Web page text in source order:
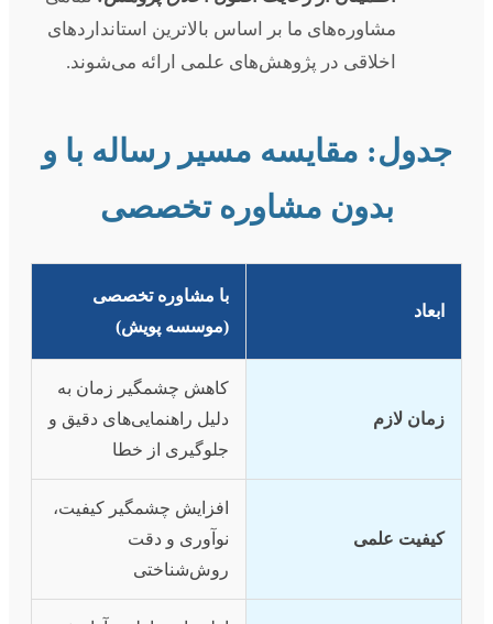
مشاوره‌های ما بر اساس بالاترین استانداردهای
اخلاقی در پژوهش‌های علمی ارائه می‌شوند.
جدول: مقایسه مسیر رساله با و
بدون مشاوره تخصصی
ابعاد
با مشاوره تخصصی
(موسسه پویش)
زمان لازم
کاهش چشمگیر زمان به
دلیل راهنمایی‌های دقیق و
جلوگیری از خطا
کیفیت علمی
افزایش چشمگیر کیفیت،
نوآوری و دقت
روش‌شناختی